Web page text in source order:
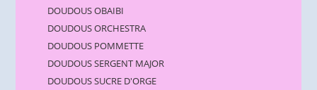
DOUDOUS OBAIBI
DOUDOUS ORCHESTRA
DOUDOUS POMMETTE
DOUDOUS SERGENT MAJOR
DOUDOUS SUCRE D'ORGE